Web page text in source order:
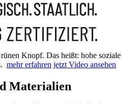
Knopf. Das heißt: hohe soziale
mehr erfahren jetzt Video ansehen
Materialien